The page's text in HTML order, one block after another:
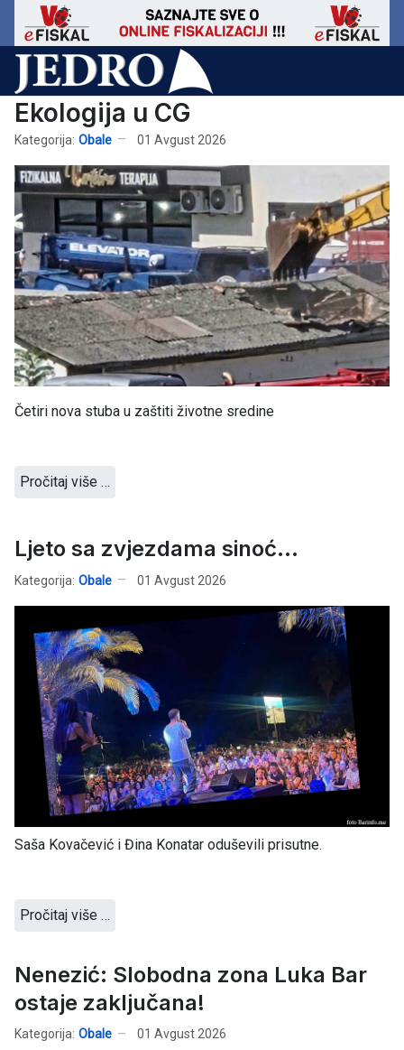
Ekologija u CG
Kategorija: Obale 01 Avgust 2026
Četiri nova stuba u zaštiti životne sredine
Pročitaj više …
Ljeto sa zvjezdama sinoć...
Kategorija: Obale 01 Avgust 2026
Saša Kovačević i Đina Konatar oduševili prisutne.
Pročitaj više …
Nenezić: Slobodna zona Luka Bar
ostaje zaključana!
Kategorija: Obale 01 Avgust 2026